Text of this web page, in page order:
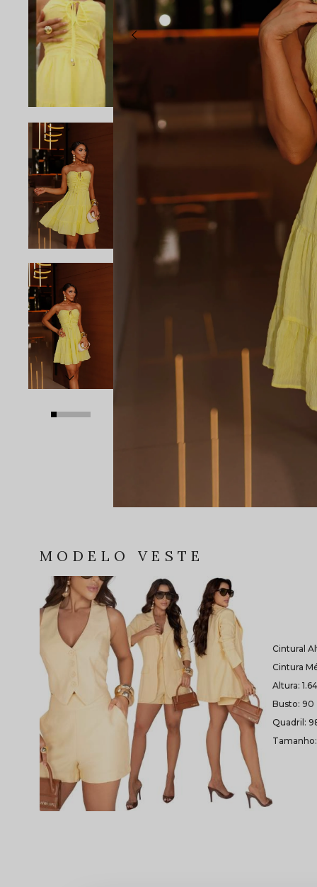
MODELO VESTE
Cintural
Cintura
Altura: 1.64
Busto: 90
Quadril: